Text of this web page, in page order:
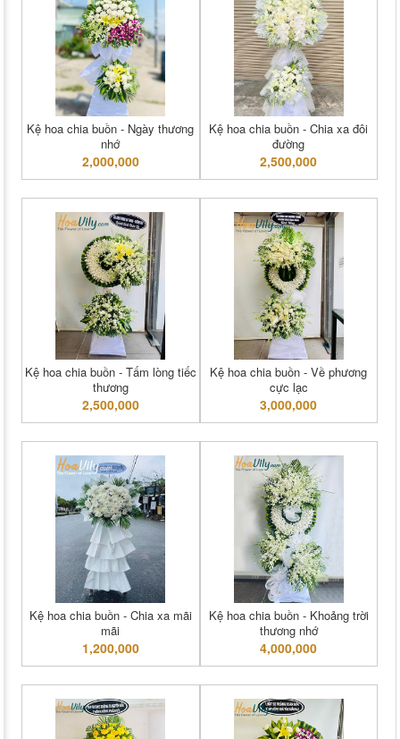
Kệ hoa chia buồn - Ngày thương
nhớ
2,000,000
Kệ hoa chia buồn - Chia xa đôi
đường
2,500,000
Kệ hoa chia buồn - Tấm lòng tiếc
thương
2,500,000
Kệ hoa chia buồn - Về phương
cực lạc
3,000,000
Kệ hoa chia buồn - Chia xa mãi
mãi
1,200,000
Kệ hoa chia buồn - Khoảng trời
thương nhớ
4,000,000